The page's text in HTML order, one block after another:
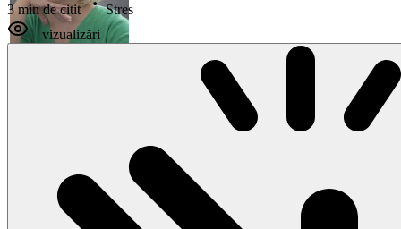
3 min de citit
Stres
vizualizări